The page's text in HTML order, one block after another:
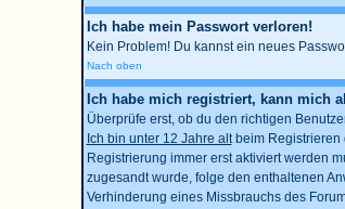
Ich habe mein Passwort verloren!
Kein Problem! Du kannst ein neues
Nach oben
Ich habe mich registriert, kann mich
Überprüfe erst, ob du den richtigen
Ich bin unter 12 Jahre altbeim Registrieren
Registrierung immer erst aktiviert werden
zugesandt wurde, folge den enthaltenen
Verhinderung eines Missbrauchs des